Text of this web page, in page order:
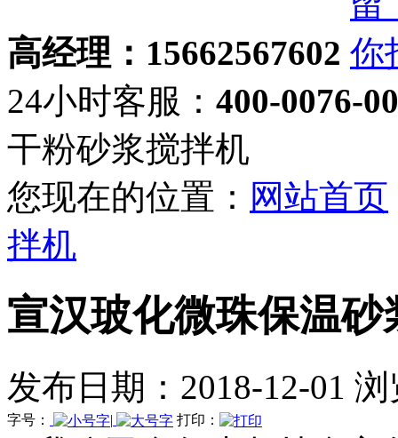
高经理：15662567602
24小时客服： 400-0076-
干粉砂浆搅拌机
您现在的位置： 网站首页
拌机
宣汉玻化微珠保温砂
发布日期：2018-12-01
字号： | 打印：